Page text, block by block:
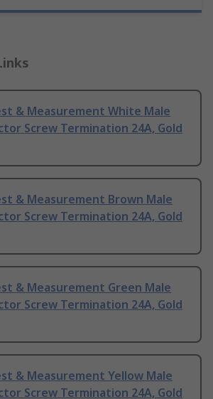
& Measurement White Male
Screw Termination 24A, Gold
& Measurement Brown Male
Screw Termination 24A, Gold
& Measurement Green Male
Screw Termination 24A, Gold
& Measurement Yellow Male
Screw Termination 24A, Gold